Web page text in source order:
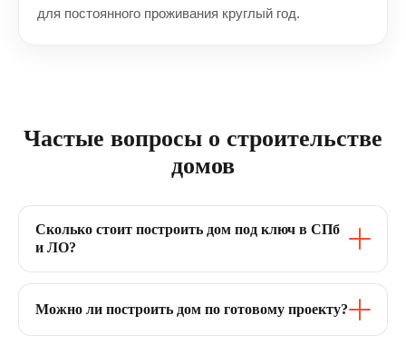
для постоянного проживания круглый год.
Частые вопросы о строительстве
домов
Сколько стоит построить дом под ключ в СПб
и ЛО?
Можно ли построить дом по готовому проекту?